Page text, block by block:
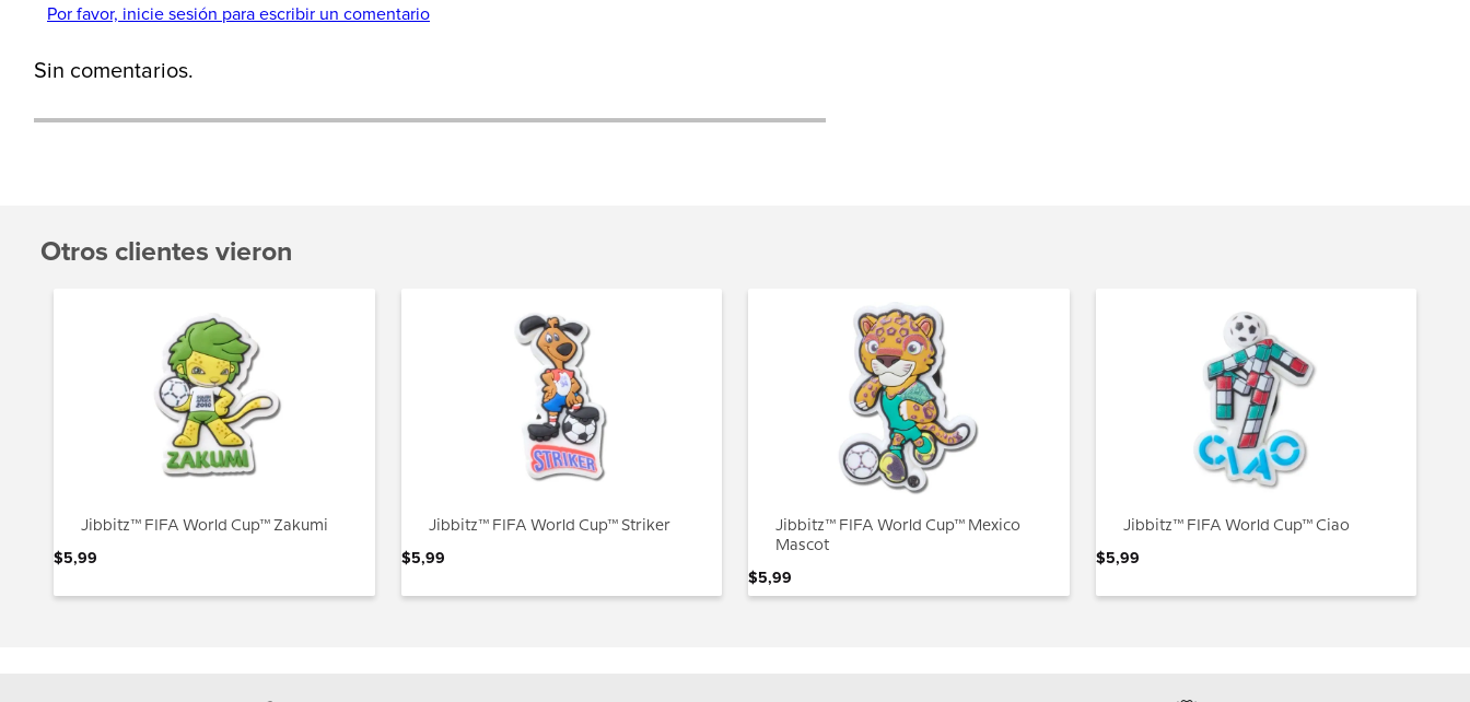
Por favor, inicie sesión para escribir un comentario
Sin comentarios.
Otros clientes vieron
Jibbitz™ FIFA World Cup™ Zakumi
$5,99
Jibbitz™ FIFA World Cup™ Striker
$5,99
Jibbitz™ FIFA World Cup™ Mexico
Mascot
$5,99
Jibbitz™ FIFA World Cup™ Ciao
$5,99